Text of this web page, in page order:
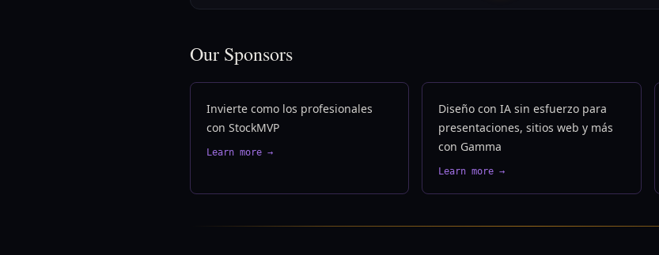
Our Sponsors
Invierte como los profesionales
con StockMVP
Learn more →
Diseño con IA sin esfuerzo para
presentaciones, sitios web y más
con Gamma
Learn more →